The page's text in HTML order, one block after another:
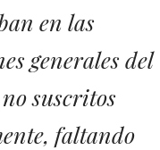
en las
generales del
suscritos
faltando